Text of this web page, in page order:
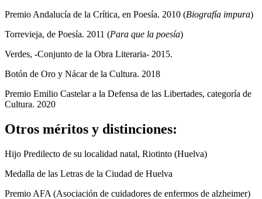
Premio Andalucía de la Crítica, en Poesía. 2010 (Biografía impura)
Torrevieja, de Poesía. 2011 (Para que la poesía)
Verdes, -Conjunto de la Obra Literaria- 2015.
Botón de Oro y Nácar de la Cultura. 2018
Premio Emilio Castelar a la Defensa de las Libertades, categoría de
Cultura. 2020
Otros méritos y distinciones:
Hijo Predilecto de su localidad natal, Riotinto (Huelva)
Medalla de las Letras de la Ciudad de Huelva
Premio AFA (Asociación de cuidadores de enfermos de alzheimer)